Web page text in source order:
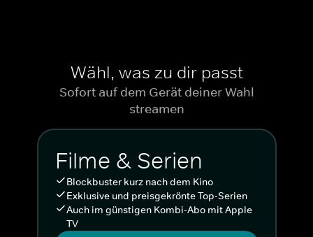
Wähl, was zu dir passt
Sofort auf dem Gerät deiner Wahl
streamen
Filme & Serien
Blockbuster kurz nach dem Kino
Exklusive und preisgekrönte Top-Serien
Auch im günstigen Kombi-Abo mit Apple
TV